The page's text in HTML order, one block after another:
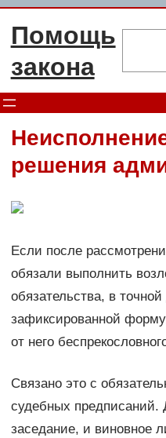
Перейти
Помощь
закона
решения
Если после
обязали выполнить
обязательства, в
зафиксированной
от него
Связано это с
судебных
заседание, и виновное